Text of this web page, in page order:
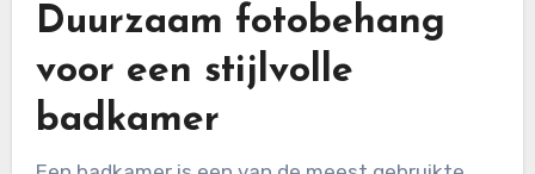
Duurzaam fotobehang
voor een stijlvolle
badkamer